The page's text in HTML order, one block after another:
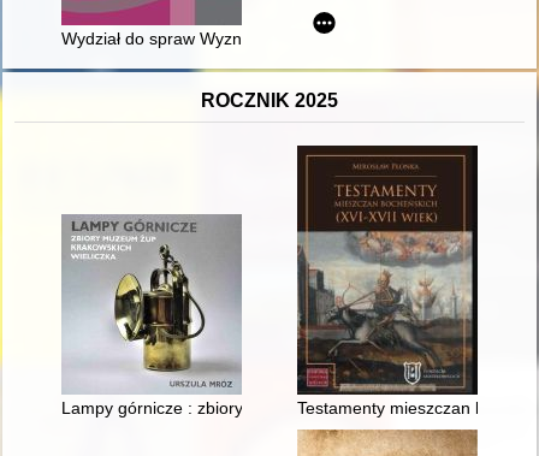
Wydział do spraw Wyznań Urzędu Miasta Łodzi w latach
ROCZNIK 2025
Lampy górnicze : zbiory Muzeum Żup Krakowskich Wieliczka
Testamenty mieszczan